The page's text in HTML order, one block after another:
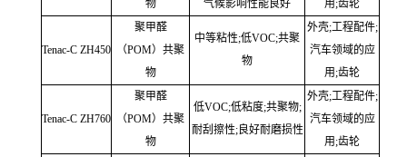
物 气候影响性能良好 用;齿轮
Tenac-C ZH450
聚甲醛
（POM）共聚
物
中等粘性;低VOC;共聚
物
外壳;工程配件;
汽车领域的应
用;齿轮
Tenac-C ZH760
聚甲醛
（POM）共聚
物
低VOC;低粘度;共聚物;
耐刮擦性;良好耐磨损性
外壳;工程配件;
汽车领域的应
用;齿轮